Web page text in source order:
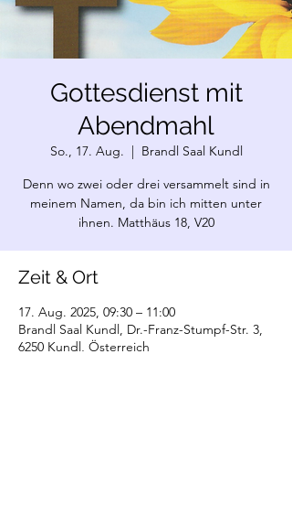
Gottesdienst mit
Abendmahl
So., 17. Aug.
  |
Brandl Saal Kundl
Denn wo zwei oder drei versammelt sind in
meinem Namen, da bin ich mitten unter
ihnen. Matthäus 18, V20
Zeit & Ort
17. Aug. 2025, 09:30 – 11:00
Brandl Saal Kundl, Dr.-Franz-Stumpf-Str. 3,
6250 Kundl, Österreich